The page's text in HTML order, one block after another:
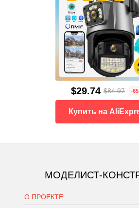
$29.74 $84.97 -
Купить на
МОДЕЛИСТ-
О ПРОЕКТЕ